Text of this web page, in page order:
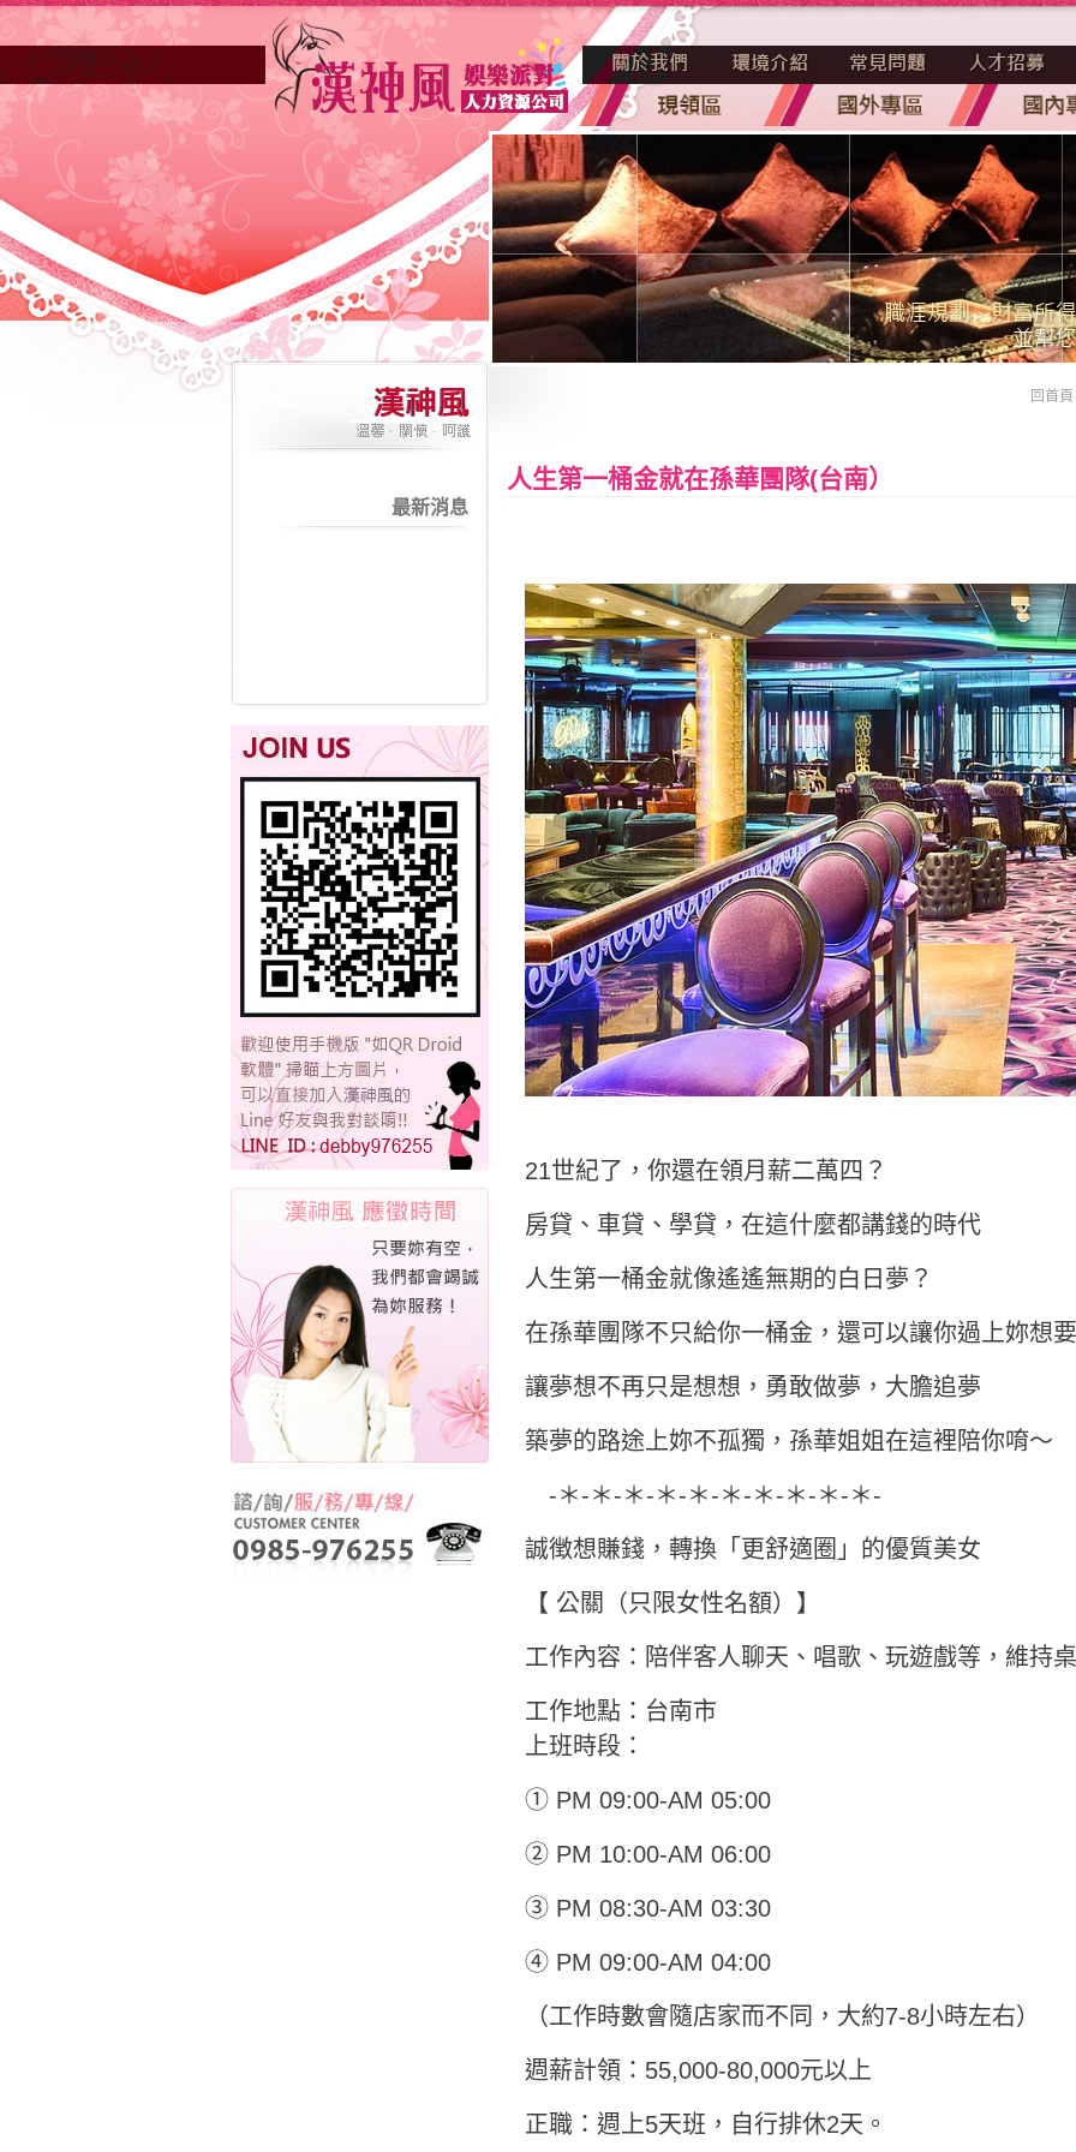
最新消息
回首頁
人生第一桶金就在孫華團隊(台南）
21世紀了，你還在領月薪二萬四？
房貸、車貸、學貸，在這什麼都講錢的時代
人生第一桶金就像遙遙無期的白日夢？
在孫華團隊不只給你一桶金，還可以讓你過上妳想
讓夢想不再只是想想，勇敢做夢，大膽追夢
築夢的路途上妳不孤獨，孫華姐姐在這裡陪你唷～
-＊-＊-＊-＊-＊-＊-＊-＊-＊-＊-
誠徴想賺錢，轉換「更舒適圈」的優質美女
【 公關（只限女性名額）】
工作內容：陪伴客人聊天、唱歌、玩遊戲等，維持
工作地點：台南市
上班時段：
① PM 09:00-AM 05:00
② PM 10:00-AM 06:00
③ PM 08:30-AM 03:30
④ PM 09:00-AM 04:00
（工作時數會隨店家而不同，大約7-8小時左右）
週薪計領：55,000-80,000元以上
正職：週上5天班，自行排休2天。